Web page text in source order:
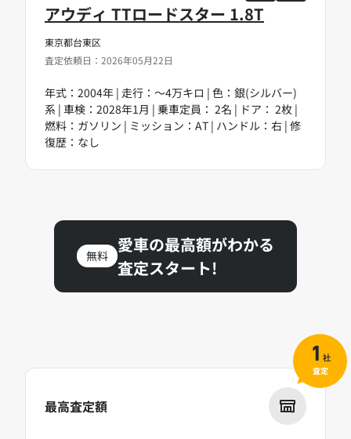
東京都台東区
査定依頼日：2026年05月22日
アウディ TTロードスター 1.8T
年式：2004年 | 走行：～4万キロ | 色：銀(シルバー)
系 | 車検：2028年1月 | 乗車定員： 2名 | ドア： 2枚 |
燃料：ガソリン | ミッション：AT | ハンドル：右 | 修
復歴：なし
無料
愛車の最高額がわかる
査定スタート!
最高査定額
1 社
査定